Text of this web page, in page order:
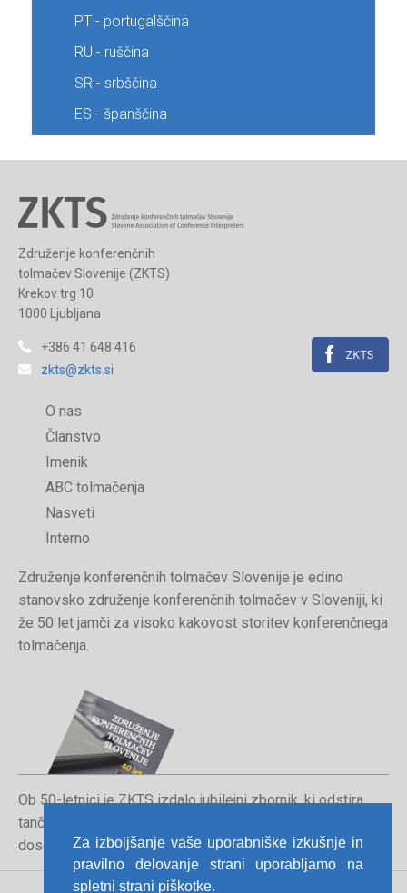
Za izboljšanje vaše uporabniške izkušnje in
pravilno delovanje strani uporabljamo na
spletni strani piškotke.
PT - portugalščina
RU - ruščina
SR - srbščina
ES - španščina
Združenje konferenčnih
tolmačev Slovenije (ZKTS)
Krekov trg 10
1000 Ljubljana
+386 41 648 416
zkts@zkts.si
O nas
Članstvo
Imenik
ABC tolmačenja
Nasveti
Interno
Združenje konferenčnih tolmačev Slovenije je edino
stanovsko združenje konferenčnih tolmačev v Sloveniji, ki
že 50 let jamči za visoko kakovost storitev konferenčnega
tolmačenja.
Ob 50-letnici je ZKTS izdalo jubilejni zbornik, ki odstira
tančice poklica konferenčnega tolmača in orisuje
dosedanjo pot združenja.
Pravno obvestilo